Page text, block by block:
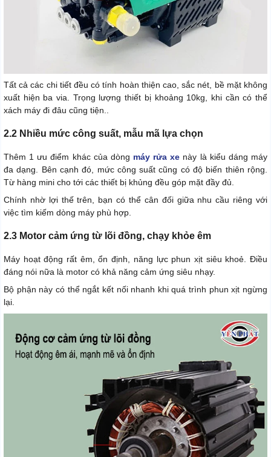
Tất cả các chi tiết đều có tính hoàn thiện cao, sắc nét, bề mặt không
xuất hiện ba via. Trọng lượng thiết bị khoảng 10kg, khi cần có thể
xách máy đi đâu cũng tiện..
2.2 Nhiều mức công suất, mẫu mã lựa chọn
Thêm 1 ưu điểm khác của dòng máy rửa xe này là kiểu dáng máy
đa dạng. Bên cạnh đó, mức công suất cũng có độ biến thiên rộng.
Từ hàng mini cho tới các thiết bị khủng đều góp mặt đầy đủ.
Chính nhờ lợi thế trên, bạn có thể cân đối giữa nhu cầu riêng với
việc tìm kiếm dòng máy phù hợp.
2.3 Motor cảm ứng từ lõi đồng, chạy khỏe êm
Máy hoạt động rất êm, ổn định, năng lực phun xịt siêu khoẻ. Điều
đáng nói nữa là motor có khả năng cảm ứng siêu nhạy.
Bộ phận này có thể ngắt kết nối nhanh khi quá trình phun xịt ngừng
lại.